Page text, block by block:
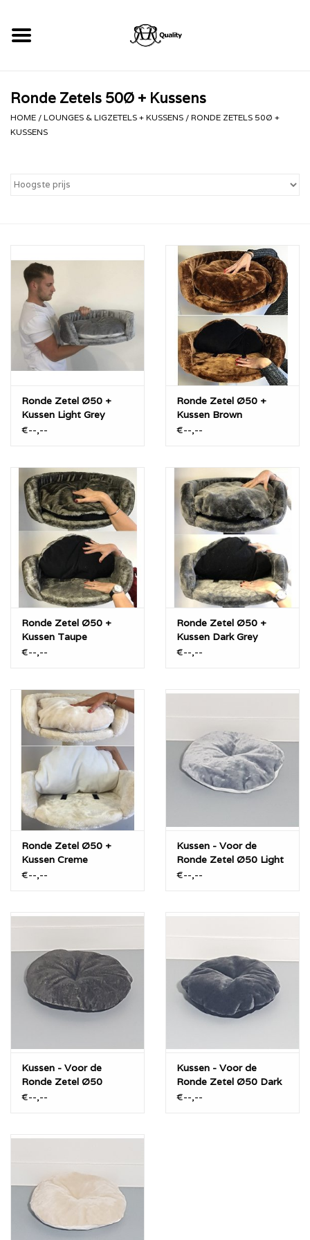
RHRQuality Krabpalen
Ronde Zetels 50Ø + Kussens
HOME / LOUNGES & LIGZETELS + KUSSENS / RONDE ZETELS 50Ø +
KUSSENS
Ronde Zetel Ø50 +
Kussen Light Grey
€--,--
Ronde Zetel Ø50 +
Kussen Brown
€--,--
Ronde Zetel Ø50 +
Kussen Taupe
€--,--
Ronde Zetel Ø50 +
Kussen Dark Grey
€--,--
Ronde Zetel Ø50 +
Kussen Creme
€--,--
Kussen - Voor de
Ronde Zetel Ø50 Light
Grey
€--,--
Kussen - Voor de
Ronde Zetel Ø50
Taupe
€--,--
Kussen - Voor de
Ronde Zetel Ø50 Dark
Grey
€--,--